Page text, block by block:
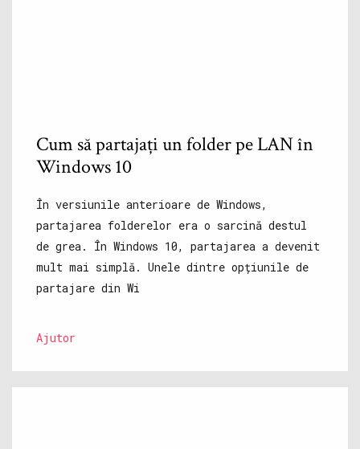
Cum să partajați un folder pe LAN în
Windows 10
În versiunile anterioare de Windows,
partajarea folderelor era o sarcină destul
de grea. În Windows 10, partajarea a devenit
mult mai simplă. Unele dintre opțiunile de
partajare din Wi
Ajutor